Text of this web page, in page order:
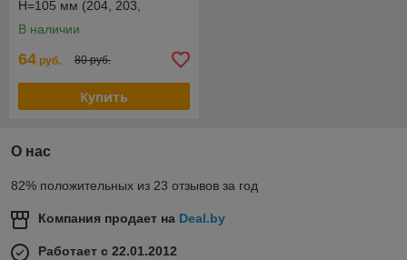
H=105 мм (204, 203,
В наличии
64 руб. 80 руб.
Купить
О нас
82% положительных из 23 отзывов за год
Компания продает на Deal.by
Работает с 22.01.2012